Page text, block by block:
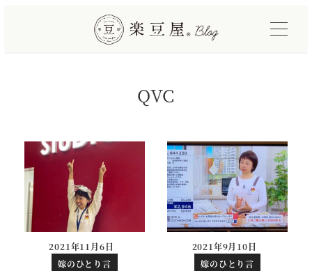
QVC
投稿日
2021年11月6日
嫁のひとり言
投稿日
2021年9月10日
嫁のひとり言